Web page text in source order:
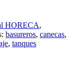
HORECA,
basureros, canecas,
, tanques